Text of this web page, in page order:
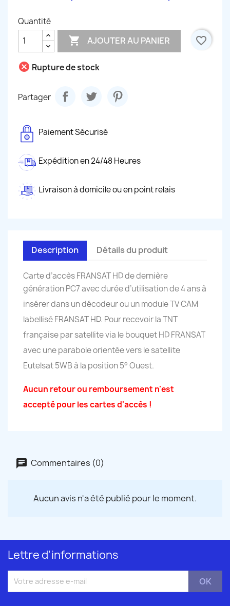
Quantité
 AJOUTER AU PANIER favorite_border
cancel Rupture de stock
Partager
Paiement Sécurisé
Expédition en 24/48 Heures
Livraison à domicile ou en point relais
Description Détails du produit
Carte d’accès FRANSAT HD de dernière
génération PC7avec durée d’utilisation de 4 ans à
insérer dans un décodeur ou unmodule TV CAM
labellisé FRANSAT HD. Pour recevoir la TNT
française par satellite via le bouquet HD FRANSAT
avec une paraboleorientéevers le satellite
Eutelsat 5WB à la position 5° Ouest.
Aucun retour ou remboursement n'est
accepté pour les cartes d'accès !
Commentaires (0)
Aucun avis n'a été publié pour le moment.
Lettre d'informations